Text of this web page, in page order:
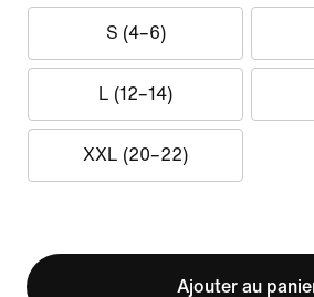
S (4–6)
L (12–14)
XXL (20–22)
Ajouter au